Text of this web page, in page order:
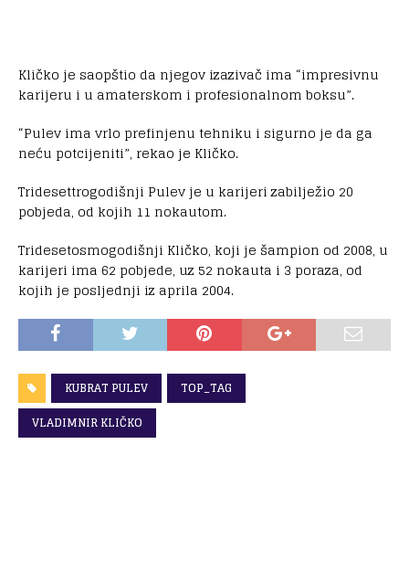
Kličko je saopštio da njegov izazivač ima “impresivnu
karijeru i u amaterskom i profesionalnom boksu”.
“Pulev ima vrlo prefinjenu tehniku i sigurno je da ga
neću potcijeniti”, rekao je Kličko.
Tridesettrogodišnji Pulev je u karijeri zabilježio 20
pobjeda, od kojih 11 nokautom.
Tridesetosmogodišnji Kličko, koji je šampion od 2008, u
karijeri ima 62 pobjede, uz 52 nokauta i 3 poraza, od
kojih je posljednji iz aprila 2004.
KUBRAT PULEV
TOP_TAG
VLADIMNIR KLIČKO